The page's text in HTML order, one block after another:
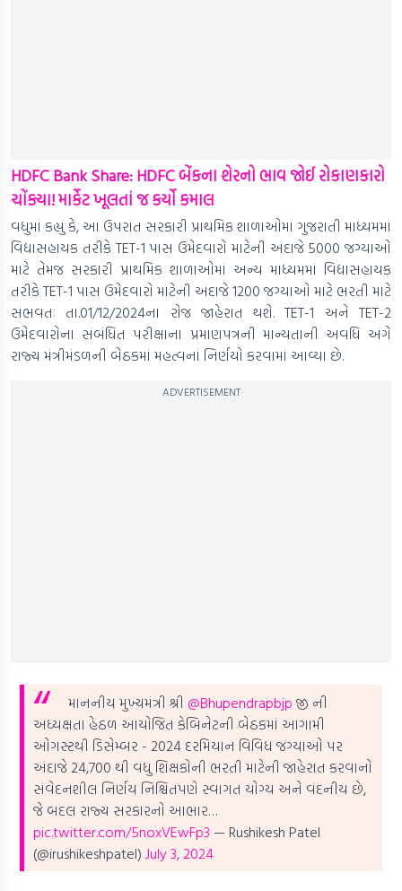
HDFC Bank Share: HDFC બેંકના શેરનો ભાવ જોઈ રોકાણકારો
ચોંક્યા! માર્કેટ ખૂલતાં જ કર્યો કમાલ
વધુમાં કહ્યું કે, આ ઉપરાંત સરકારી પ્રાથમિક શાળાઓમાં ગુજરાતી માધ્યમમાં
વિદ્યાસહાયક તરીકે TET-1 પાસ ઉમેદવારો માટેની અંદાજે 5000 જગ્યાઓ
માટે તેમજ સરકારી પ્રાથમિક શાળાઓમાં અન્ય માધ્યમમાં વિદ્યાસહાયક
તરીકે TET-1 પાસ ઉમેદવારો માટેની અંદાજે 1200 જગ્યાઓ માટે ભરતી માટે
સંભવતઃ તા.01/12/2024ના રોજ જાહેરાત થશે. TET-1 અને TET-2
ઉમેદવારોના સંબંધિત પરીક્ષાના પ્રમાણપત્રની માન્યતાની અવધિ અંગે
રાજ્ય મંત્રીમંડળની બેઠકમાં મહત્વનાં નિર્ણયો કરવામાં આવ્યા છે.
ADVERTISEMENT
માનનીય મુખ્યમંત્રી શ્રી @Bhupendrapbjp જી ની
અધ્યક્ષતા હેઠળ આયોજિત કેબિનેટની બેઠકમાં આગામી
ઓગસ્ટથી ડિસેમ્બર - 2024 દરમિયાન વિવિધ જગ્યાઓ પર
અંદાજે 24,700 થી વધુ શિક્ષકોની ભરતી માટેની જાહેરાત કરવાનો
સંવેદનશીલ નિર્ણય નિશ્ચિતપણે સ્વાગત યોગ્ય અને વંદનીય છે,
જે બદલ રાજ્ય સરકારનો આભાર…
pic.twitter.com/5noxVEwFp3 — Rushikesh Patel
(@irushikeshpatel) July 3, 2024